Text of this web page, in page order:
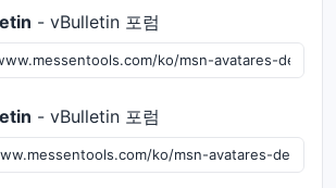
- vBulletin 포럼
- vBulletin 포럼